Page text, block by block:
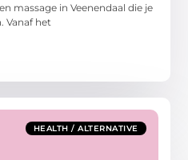
massage in Veenendaal die je
Vanaf het
HEALTH / ALTERNATIVE